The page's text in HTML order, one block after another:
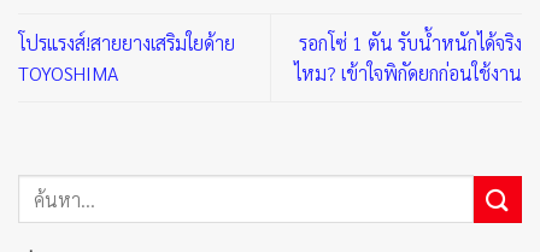
โปรแรงส์!สายยางเสริมใยด้าย
TOYOSHIMA
รอกโซ่ 1 ตัน รับน้ำหนักได้จริง
ไหม? เข้าใจพิกัดยกก่อนใช้งาน